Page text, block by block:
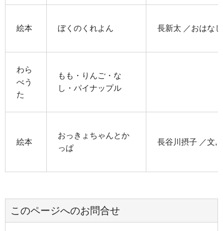
絵本 ぼくのくれよん 長新太 ／おはな
わら
べう
た
もも・りんご・な
し・パイナップル
絵本
おっきょちゃんとか
っぱ
長谷川摂子 ／文,
このページへのお問合せ